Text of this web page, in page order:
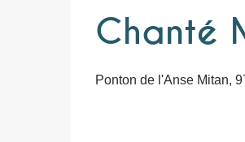
Chanté
Ponton de l'Anse Mitan,